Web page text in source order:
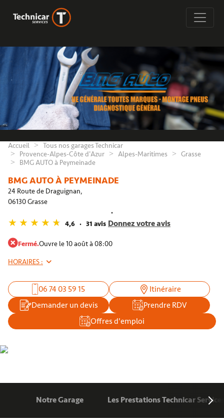
Accueil
Tous nos garages Technicar
Provence-Alpes-Côte d'Azur
Alpes-Maritimes
Grasse
BMG AUTO à Peymeinade
BMG AUTO À PEYMEINADE
24 Route de Draguignan,
06130 Grasse
4,6 31 avis Donnez votre avis
Fermé.Ouvre le 10 août à 08:00
HORAIRES :
06 74 03 59 15
Itinéraire
Demander un devis
Prendre RDV
Offres d'emploi
Notre Garage Les Prestations Technicar